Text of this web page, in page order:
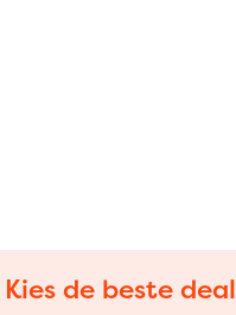
Kies de beste deal